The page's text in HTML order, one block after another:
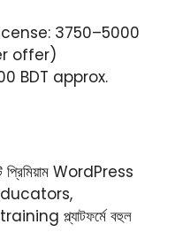
3750–5000
offer)
BDT approx.
প্রিমিয়াম WordPress
প্ল্যাটফর্মে বহুল